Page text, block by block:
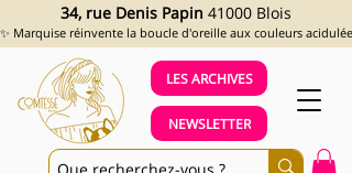
LES ARCHIVES
NEWSLETTER
34, rue Denis Papin 41000 Blois
✨ Marquise réinvente la boucle d'oreille aux couleurs